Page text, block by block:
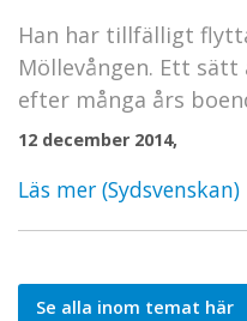
Han har tillfälligt
Möllevången. Ett
efter många års
12 december 2014,
Läs mer (Sydsvenskan)
Se alla inom temat här